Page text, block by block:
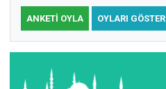
ANKETI OYLA OYLARI GÖSTER